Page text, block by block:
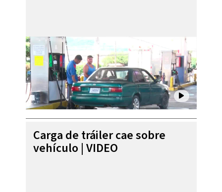
Carga de tráiler cae sobre
vehículo | VIDEO